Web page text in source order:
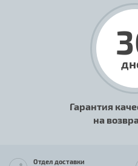
Гарантия
на
Отдел доставки